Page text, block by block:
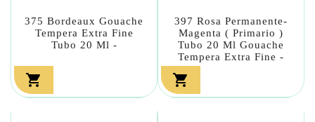
375 Bordeaux Gouache
Tempera Extra Fine
Tubo 20 Ml -

397 Rosa Permanente-
Magenta ( Primario )
Tubo 20 Ml Gouache
Tempera Extra Fine -
